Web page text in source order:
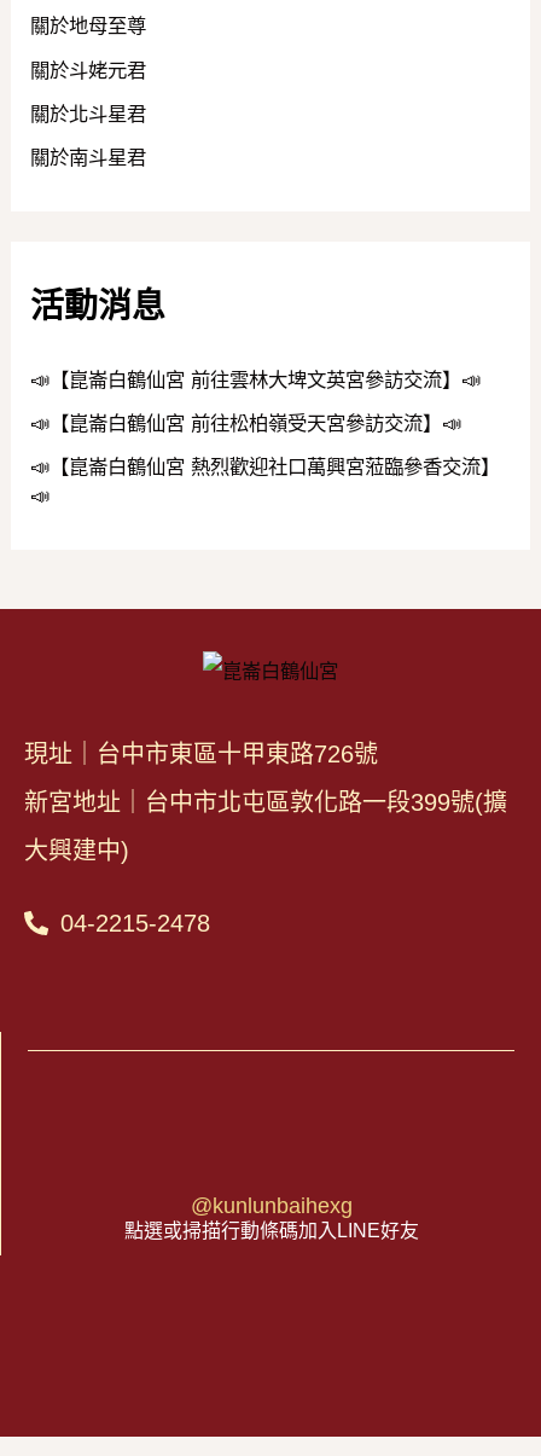
關於地母至尊
關於斗姥元君
關於北斗星君
關於南斗星君
活動消息
📣【崑崙白鶴仙宮 前往雲林大埤文英宮參訪交流】📣
📣【崑崙白鶴仙宮 前往松柏嶺受天宮參訪交流】📣
📣【崑崙白鶴仙宮 熱烈歡迎社口萬興宮蒞臨參香交流】
📣
現址｜台中市東區十甲東路726號
新宮地址｜台中市北屯區敦化路一段399號(擴
大興建中)
04-2215-2478
@kunlunbaihexg
點選或掃描行動條碼加入LINE好友